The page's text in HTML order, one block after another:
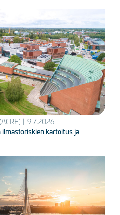
| 9.7.2026
kartoitus ja